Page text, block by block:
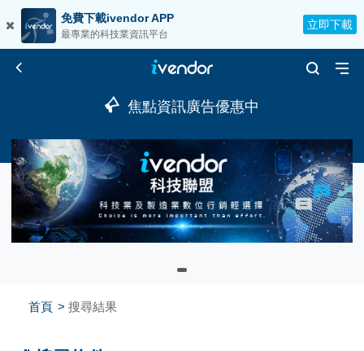
免費下載ivendor APP
最專業的科技業資訊平台
立即下載
焦點資訊廣告優惠中
首頁 搜尋結果